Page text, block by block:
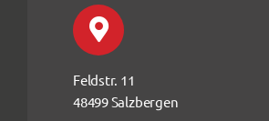
Feldstr. 11
48499 Salzbergen